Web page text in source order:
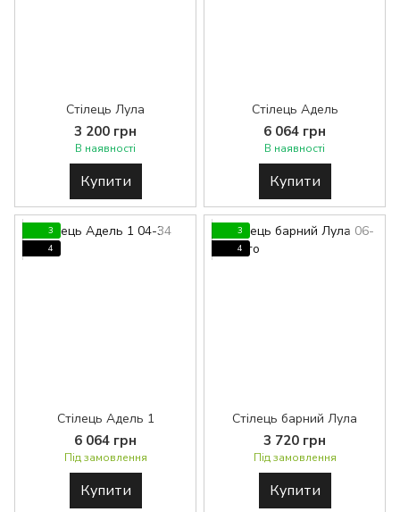
Стілець Лула
3 200 грн
В наявності
Купити
Стілець Адель
6 064 грн
В наявності
Купити
3
4
Стілець Адель 1
6 064 грн
Під замовлення
Купити
3
4
Стілець барний Лула
3 720 грн
Під замовлення
Купити